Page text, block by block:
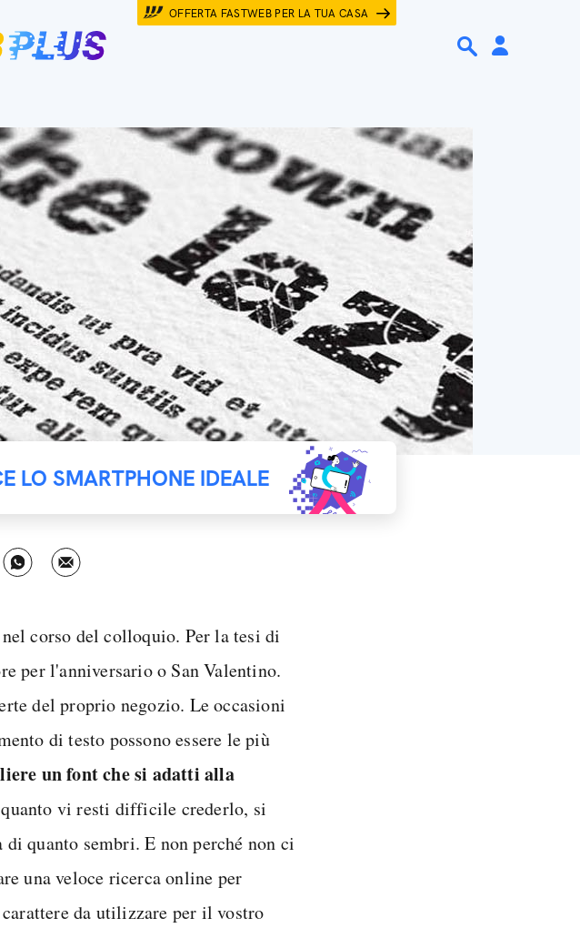
OFFERTA FASTWEB PER LA TUA CASA
LO SMARTPHONE IDEALE
corso del colloquio. Per la tesi di
per l'anniversario o San Valentino.
del proprio negozio. Le occasioni
di testo possono essere le più
un font che si adatti alla
vi resti difficile crederlo, si
quanto sembri. E non perché non ci
una veloce ricerca online per
da utilizzare per il vostro